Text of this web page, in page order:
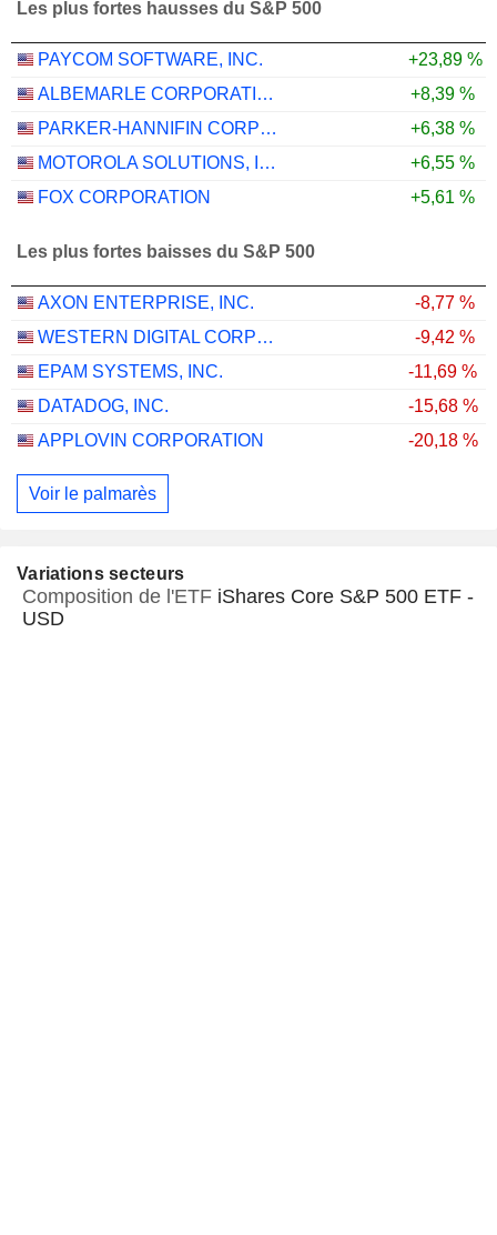
Les plus fortes hausses du S&P 500
PAYCOM SOFTWARE, INC.
+23,89 %
ALBEMARLE CORPORATION
+8,39 %
PARKER-HANNIFIN CORPORATION
+6,38 %
MOTOROLA SOLUTIONS, INC.
+6,55 %
FOX CORPORATION
+5,61 %
Les plus fortes baisses du S&P 500
AXON ENTERPRISE, INC.
-8,77 %
WESTERN DIGITAL CORPORATION
-9,42 %
EPAM SYSTEMS, INC.
-11,69 %
DATADOG, INC.
-15,68 %
APPLOVIN CORPORATION
-20,18 %
Voir le palmarès
Variations secteurs
Composition de l'ETF iShares Core S&P 500 ETF -
USD